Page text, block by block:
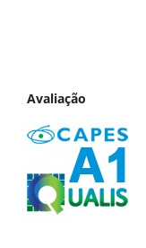
Avaliação